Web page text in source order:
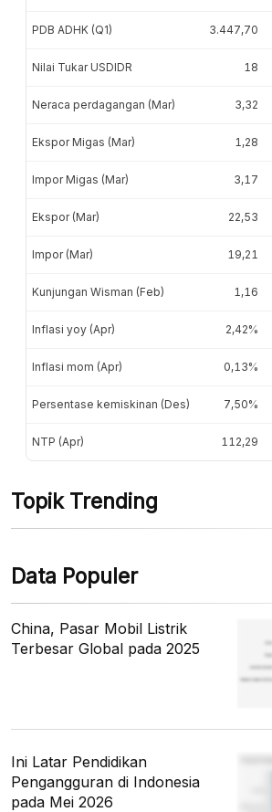
PDB ADHK (Q1) 3.447,70
Nilai Tukar USDIDR 18
Neraca perdagangan (Mar) 3,32
Ekspor Migas (Mar) 1,28
Impor Migas (Mar) 3,17
Ekspor (Mar) 22,53
Impor (Mar) 19,21
Kunjungan Wisman (Feb) 1,16
Inflasi yoy (Apr) 2,42%
Inflasi mom (Apr) 0,13%
Persentase kemiskinan (Des) 7,50%
NTP (Apr) 112,29
Topik Trending
Data Populer
China, Pasar Mobil Listrik
Terbesar Global pada 2025
Ini Latar Pendidikan
Pengangguran di Indonesia
pada Mei 2026